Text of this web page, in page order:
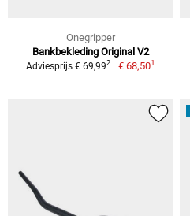
Onegripper
Bankbekleding Original V2
Adviesprijs € 69,992 € 68,501